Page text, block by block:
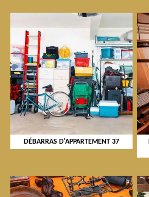
DÉBARRAS D'APPARTEMENT 37